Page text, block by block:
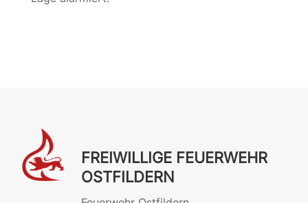
FREIWILLIGE FEUERWEHR
OSTFILDERN